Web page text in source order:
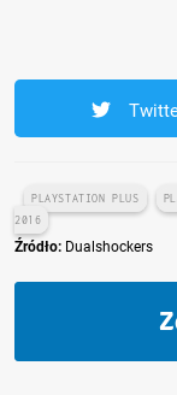
PLAYSTATION PLUS
2016
Źródło: Dualshockers